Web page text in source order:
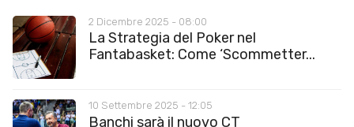
2 Dicembre 2025 - 08:00
La Strategia del Poker nel
Fantabasket: Come ‘Scommetter...
10 Settembre 2025 - 12:05
Banchi sarà il nuovo CT